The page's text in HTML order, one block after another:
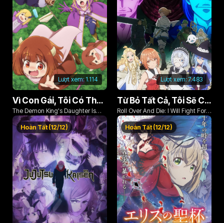
Lượt xem: 1.114
Vì Con Gái, Tôi Có Thể Đánh Bại Cả Ma Vương
The Demon King's Daughter Is
Too Kind!!
Lượt xem: 7.483
Từ Bỏ Tất Cả, Tôi Sẽ Chiến Đấu Cho Một Cuộc Sống Bình Thường Với Tình Yêu Của Đời Mình Và Chiếc Thanh Kiếm Bị Nguyền Rủa!
Roll Over And Die: I Will Fight For
An Ordinary Life With My Love And
Cursed Sword!
Hoàn Tất (12/12) Hoàn Tất (12/12)